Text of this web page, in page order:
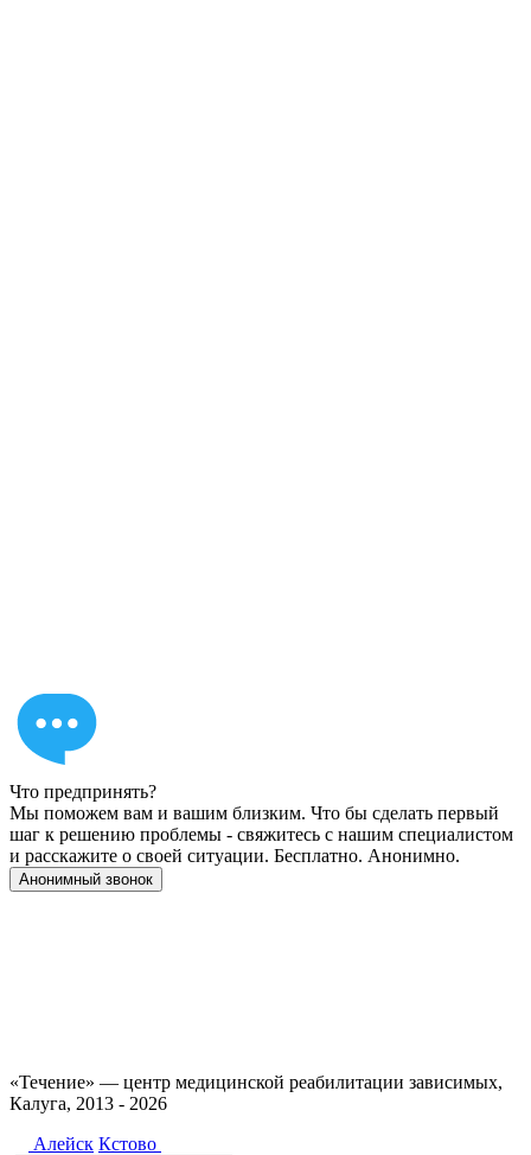
Что предпринять?
Мы поможем вам и вашим близким. Что бы сделать первый
шаг к решению проблемы - свяжитесь с нашим специалистом
и расскажите о своей ситуации. Бесплатно. Анонимно.
Анонимный звонок
«Течение» — центр медицинской реабилитации зависимых,
Калуга, 2013 - 2026
Алейск Кстово